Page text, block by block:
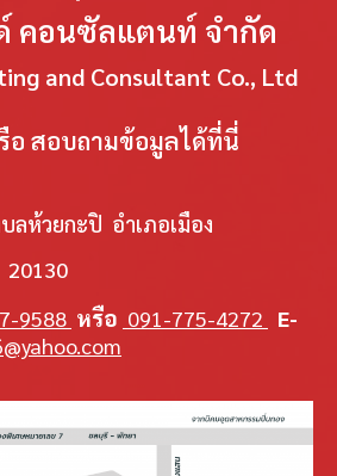
คอนซัลแตนท์ จำกัด
and Consultant Co., Ltd
อ สอบถามข้อมูลได้ที่นี่
ห้วยกะปิ อำเภอเมือง
9588 หรือ 091-775-4272
E-